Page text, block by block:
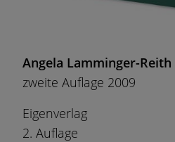
Angela Lamminger-Reith
zweite Auflage 2009
Eigenverlag
2. Auflage